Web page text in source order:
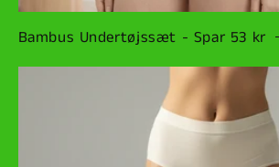
Bambus Undertøjssæt - Spar 53 kr